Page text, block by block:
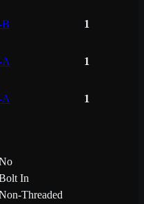
B 1
A 1
A 1
In
Threaded